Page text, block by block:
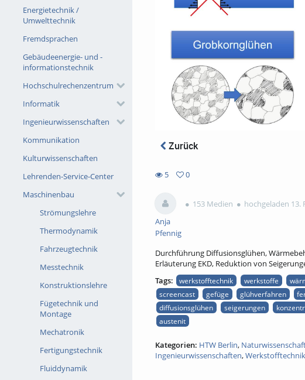
Energietechnik /
Umwelttechnik
Fremdsprachen
Gebäudeenergie- und -
informationstechnik
Hochschulrechenzentrum
Informatik
Ingenieurwissenschaften
Kommunikation
Kulturwissenschaften
Lehrenden-Service-Center
Maschinenbau
Strömungslehre
Thermodynamik
Fahrzeugtechnik
Messtechnik
Konstruktionslehre
Fügetechnik und
Montage
Mechatronik
Fertigungstechnik
Fluiddynamik
Zurück
5
views
0
favorites
Anja
Pfennig
153 Medien hochgeladen 13.
Durchführung Diffusionsglühen,
Erläuterung EKD, Reduktion von
Tags:
werkstofftechnik werkstoffe
screencast
gefüge glühverfahren
diffusionsglühen
seigerungen
austenit
Kategorien: HTW Berlin,
Ingenieurwissenschaften,Werkstofftechnik